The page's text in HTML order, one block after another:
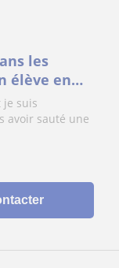
les
élève en
à aider!
je suis
avoir sauté une